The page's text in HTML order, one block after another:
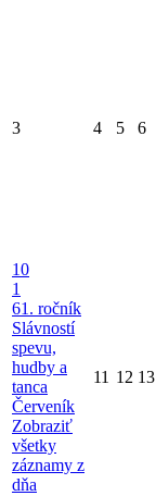
3 4 5 6
10
1
61. ročník
Slávností
spevu,
hudby a
tanca
Červeník
Zobraziť
všetky
záznamy z
dňa
11 12 13